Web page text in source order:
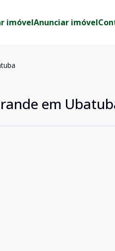
imóvelAnunciar imóvel
em